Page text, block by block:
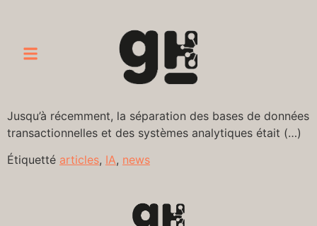
Jusqu’à récemment, la séparation des bases de données
transactionnelles et des systèmes analytiques était (…)
Étiquetté articles, IA, news